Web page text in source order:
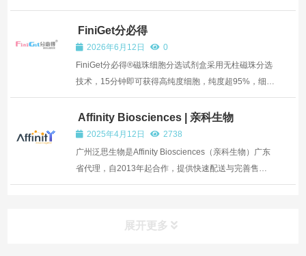
于实施人类抗体组计划。公司提供覆盖13000+靶点的
自主生产抗体产品，SC...
FiniGet分必得
2026年6月12日
0
FiniGet分必得®磁珠细胞分选试剂盒采用无柱磁珠分选
技术，15分钟即可获得高纯度细胞，纯度超95%，细胞
无异常激活、无抗体和磁珠标记，可直接用于下游实
验。
Affinity Biosciences | 亲科生物
2025年4月12日
2738
广州泛思生物是Affinity Biosciences（亲科生物）广东
省代理，自2013年起合作，提供快速配送与完善售
后。Affinity Biosciences是优秀磷酸化抗体供应商，拥
展开更多